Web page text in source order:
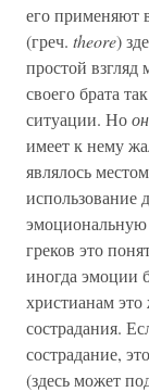
его применяют
(греч. theore)
простой
своего брата
ситуации. Но
имеет к нему
являлось
использование
эмоциональную
греков это
иногда эмоции
христианам
сострадания.
сострадание,
(здесь может